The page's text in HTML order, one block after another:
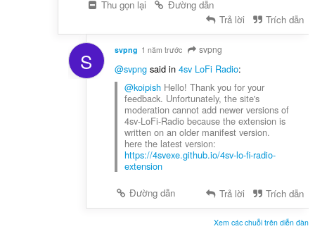
Thu gọn lại
Đường dẫn
Trả lời
Trích dẫn
S svpng 1 năm trước svpng
@svpngsaid in 4sv LoFi Radio:
@koipishHello! Thank you for your
feedback. Unfortunately, the site's
moderation cannot add newer versions of
4sv-LoFi-Radio because the extension is
written on an older manifest version.
here the latest version:
https://4svexe.github.io/4sv-lo-fi-radio-
extension
Đường dẫn
Trả lời Trích dẫn
Xem các chuỗi trên diễn đàn